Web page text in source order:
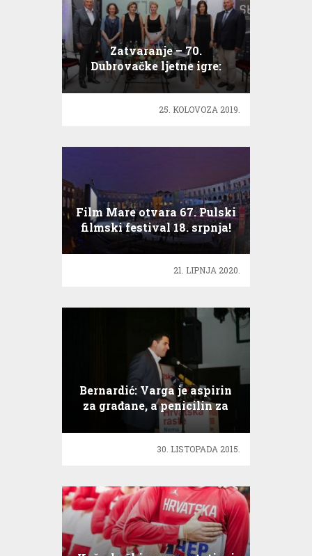
Zatvaranje – 70.
Dubrovačke ljetne igre:
Uspješno izvedeno 80
programa
25. KOLOVOZA 2019.
Film Mare otvara 67. Pulski
filmski festival 18. srpnja!
21. LIPNJA 2020.
Bernardić: Varga je aspirin
za građane, a penicilin za
HDZ
30. LISTOPADA 2015.